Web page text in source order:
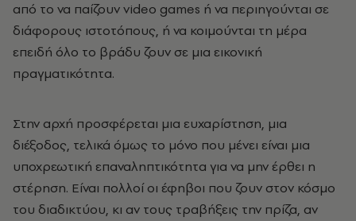
από το να παίζουν video games ή να περιηγούνται σε
διάφορους ιστοτόπους, ή να κοιμούνται τη μέρα
επειδή όλο το βράδυ ζουν σε μια εικονική
πραγματικότητα.
Στην αρχή προσφέρεται μια ευχαρίστηση, μια
διέξοδος, τελικά όμως το μόνο που μένει είναι μια
υποχρεωτική επαναληπτικότητα για να μην έρθει η
στέρηση. Είναι πολλοί οι έφηβοι που ζουν στον κόσμο
του διαδικτύου, κι αν τους τραβήξεις την πρίζα, αν